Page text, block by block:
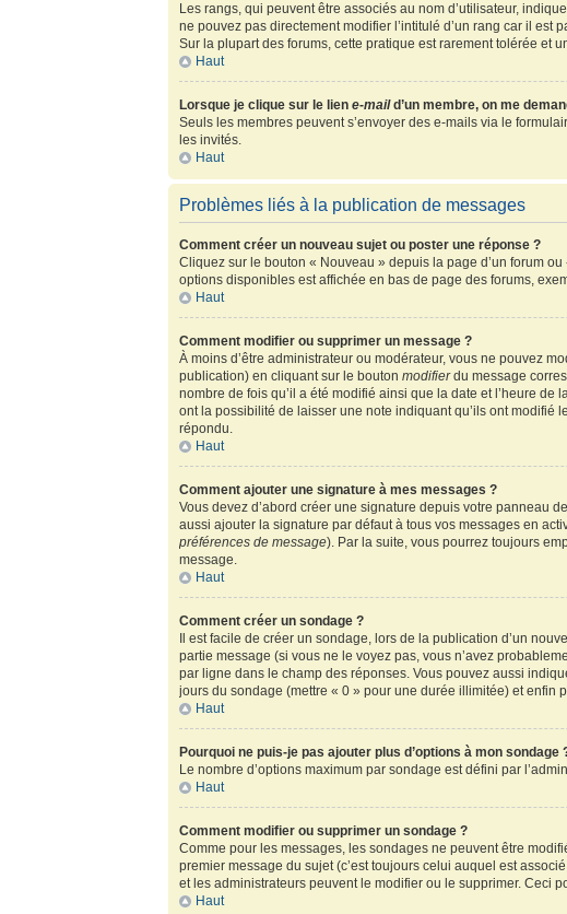
Les rangs, qui peuvent être associés au nom d’utilisateur,
ne pouvez pas directement modifier l’intitulé d’un rang car il
Sur la plupart des forums, cette pratique est rarement tolérée et
Haut
Lorsque je clique sur le liene-maild’un membre, on me
Seuls les membres peuvent s’envoyer des e-mails via le
les invités.
Haut
Problèmes liés à la publication de messages
Comment créer un nouveau sujet ou poster une réponse ?
Cliquez sur le bouton « Nouveau » depuis la page d’un forum
options disponibles est affichée en bas de page des forums,
Haut
Comment modifier ou supprimer un message ?
À moins d’être administrateur ou modérateur, vous ne pouvez
publication) en cliquant sur le boutonmodifierdu message
nombre de fois qu’il a été modifié ainsi que la date et l’heure
ont la possibilité de laisser une note indiquant qu’ils ont modifié
répondu.
Haut
Comment ajouter une signature à mes messages ?
Vous devez d’abord créer une signature depuis votre panneau
aussi ajouter la signature par défaut à tous vos messages en
préférences de message). Par la suite, vous pourrez toujours
message.
Haut
Comment créer un sondage ?
Il est facile de créer un sondage, lors de la publication d’un
partie message (si vous ne le voyez pas, vous n’avez
par ligne dans le champ des réponses. Vous pouvez aussi
jours du sondage (mettre « 0 » pour une durée illimitée) et enfin
Haut
Pourquoi ne puis-je pas ajouter plus d’options à mon sondage
Le nombre d’options maximum par sondage est défini par
Haut
Comment modifier ou supprimer un sondage ?
Comme pour les messages, les sondages ne peuvent être
premier message du sujet (c’est toujours celui auquel est
et les administrateurs peuvent le modifier ou le supprimer. Ceci
Haut